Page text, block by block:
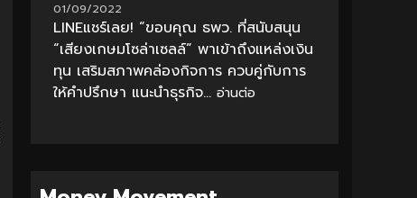
01/09/2022
LINEแชร์เลย! “ขอบคุณ ธพว. ที่สนับสนุน
“เสียงเกษมโซล่าเซลล์” พาเข้าถึงแหล่งเงิน
ทุน เสริมสภาพคล่องกิจการ ควบคู่กับการ
ให้คำปรึกษา แนะนำธุรกิจ... อ่านต่อ